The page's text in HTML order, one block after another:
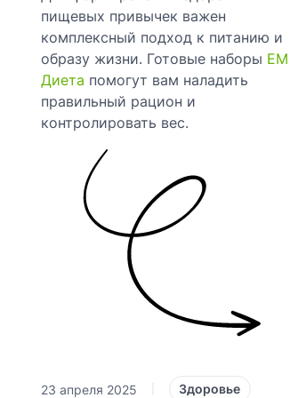
пищевых привычек важен
комплексный подход к питанию и
образу жизни. Готовые наборы ЕМ
Диета помогут вам наладить
правильный рацион и
контролировать вес.
23 апреля 2025 Здоровье